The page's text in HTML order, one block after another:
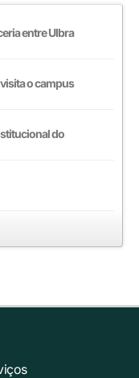
entre Ulbra
o campus
do